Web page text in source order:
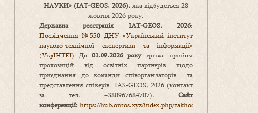
НАУКИ» (IAT-GEOS, 2026), яка відбудеться 28
жовтня 2026 року.
Державна реєстрація IAT-GEOS, 2026:
Посвідчення №550 ДНУ «Український інститут
науково-технічної експертизи та інформації»
(УкрІНТЕІ) До 01.09.2026 рокутриває прийом
пропозицій від освітніх партнерів щодо
приєднання до команди співорганізаторів та
представлення спікерів IAS-GEOS, 2026 (контакт
за тел. +380967684707). Сайт
конференції: https://hub.ontos.xyz/index.php/zakhody-